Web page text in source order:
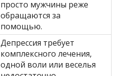
просто мужчины реже
обращаются за
помощью.
Депрессия требует
комплексного лечения,
одной воли или веселья